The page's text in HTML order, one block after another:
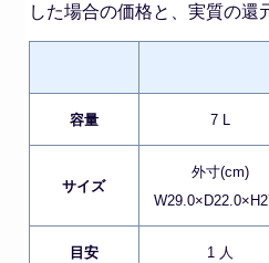
した場合の価格と、実質の還
容量 7 L
サイズ
外寸(cm)
目安 1 人